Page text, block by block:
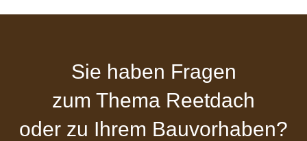
Sie haben Fragen
zum Thema Reetdach
oder zu Ihrem Bauvorhaben?